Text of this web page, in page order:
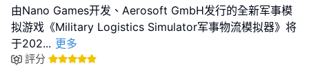
由Nano Games开发、Aerosoft GmbH发行的全新军事模
拟游戏《Military Logistics Simulator军事物流模拟器》将
于202... 更多
評分